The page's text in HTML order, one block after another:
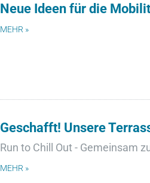
Neue Ideen für die
MEHR »
Geschafft! Unsere
Run to Chill Out - Gemeinsam
MEHR »